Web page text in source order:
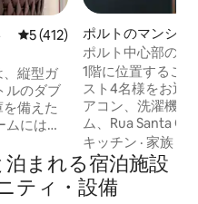
レビュー412件、5つ星中5つ
5 (412)
縦型ガ
ルのダブ
備えた
にはソ
ネル、
ドシステ
ありま
、冷蔵
ポルトのマンショ
ート
ポルト中心部の1
ンション・アパー
1階に位置するこ
スト4名様をお迎
アコン、洗濯機、
ム、Rua Santa
ーを備えています
ムは引き戸を通
ながり、上の階の
用バルコニーがあ
キッチン ·家族
まれる宿泊施設
ティ・設備